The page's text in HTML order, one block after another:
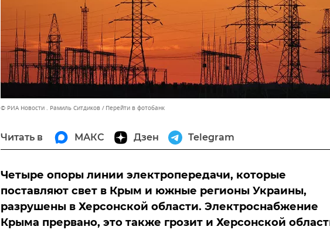
© РИА Новости . Рамиль Ситдиков Перейти в фотобанк
Читать в МАКС Дзен Telegram
Четыре опоры линии электропередачи, которые
поставляют свет в Крым и южные регионы Украины,
разрушены в Херсонской области. Электроснабжение
Крыма прервано, это также грозит и Херсонской